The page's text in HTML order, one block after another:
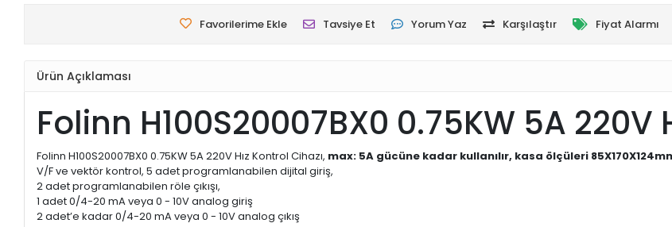
Favorilerime Ekle Tavsiye Et Yorum Yaz Karşılaştır Fiyat Alarmı
Ürün Açıklaması
Folinn H100S20007BX0 0.75KW 5A 220V
Folinn H100S20007BX0 0.75KW 5A 220V Hız Kontrol Cihazı, max: 5A gücüne kadar kullanılır, kasa ölçüleri
V/F ve vektör kontrol, 5 adet programlanabilen dijital giriş,
2 adet programlanabilen röle çıkışı,
1 adet 0/4-20 mA veya 0 - 10V analog giriş
2 adet’e kadar 0/4-20 mA veya 0 - 10V analog çıkış